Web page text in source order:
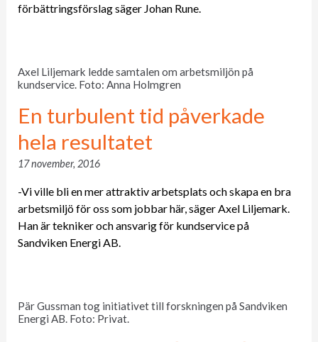
förbättringsförslag säger Johan Rune.
Axel Liljemark ledde samtalen om arbetsmiljön på
kundservice. Foto: Anna Holmgren
En turbulent tid påverkade
hela resultatet
17 november, 2016
-Vi ville bli en mer attraktiv arbetsplats och skapa en bra
arbetsmiljö för oss som jobbar här, säger Axel Liljemark.
Han är tekniker och ansvarig för kundservice på
Sandviken Energi AB.
Pär Gussman tog initiativet till forskningen på Sandviken
Energi AB. Foto: Privat.